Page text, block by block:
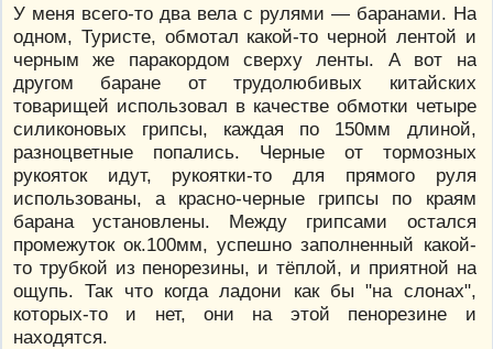
У меня всего-то два вела с рулями — баранами. На
одном, Туристе, обмотал какой-то черной лентой и
черным же паракордом сверху ленты. А вот на
другом баране от трудолюбивых китайских
товарищей использовал в качестве обмотки четыре
силиконовых грипсы, каждая по 150мм длиной,
разноцветные попались. Черные от тормозных
рукояток идут, рукоятки-то для прямого руля
использованы, а красно-черные грипсы по краям
барана установлены. Между грипсами остался
промежуток ок.100мм, успешно заполненный какой-
то трубкой из пенорезины, и тёплой, и приятной на
ощупь. Так что когда ладони как бы "на слонах",
которых-то и нет, они на этой пенорезине и
находятся.